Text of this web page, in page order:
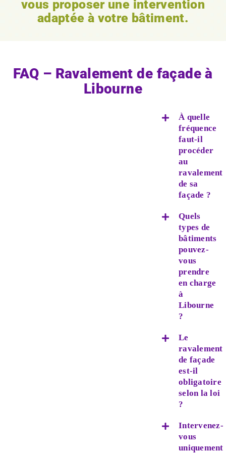
vous proposer une intervention
adaptée à votre bâtiment.
FAQ – Ravalement de façade à
Libourne
À quelle
fréquence
faut-il
procéder
au
ravalement
de sa
façade ?
Quels
types de
bâtiments
pouvez-
vous
prendre
en charge
à
Libourne
?
Le
ravalement
de façade
est-il
obligatoire
selon la loi
?
Intervenez-
vous
uniquement